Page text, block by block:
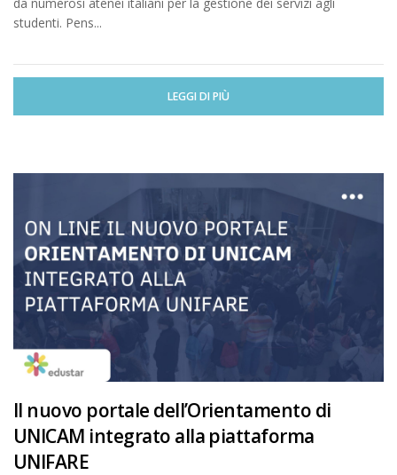
studenti. Pens...
LEGGI DI PIÙ
Il nuovo portale dell’Orientamento di
UNICAM integrato alla piattaforma
UNIFARE